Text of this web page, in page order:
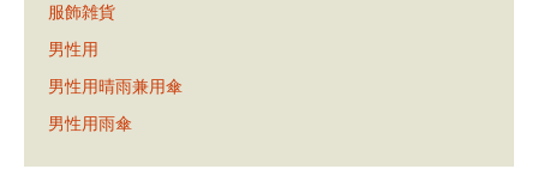
服飾雑貨
男性用
男性用晴雨兼用傘
男性用雨傘